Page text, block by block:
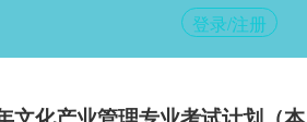
登录/注册